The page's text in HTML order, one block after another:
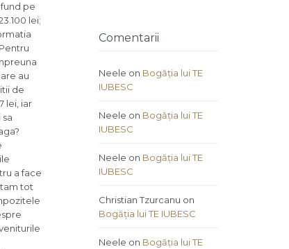
pe
lei;
au
de
lei, iar
a face
tot
Comentarii
Neele on Bogăția lui TE
IUBESC
Neele on Bogăția lui TE
IUBESC
Neele on Bogăția lui TE
IUBESC
Christian Tzurcanu on
Bogăția lui TE IUBESC
Neele on Bogăția lui TE